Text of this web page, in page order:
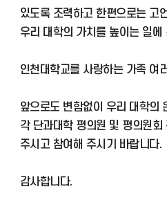
있도록 조력하고 한편으로는 고
우리 대학의 가치를 높이는 일에
인천대학교를 사랑하는 가족 여
앞으로도 변함없이 우리 대학의
각 단과대학 평의원 및 평의원회
주시고 참여해 주시기 바랍니다.
감사합니다.